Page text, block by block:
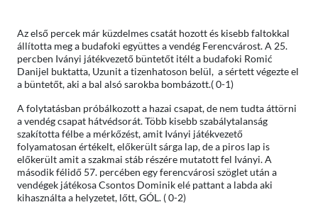
Az első percek már küzdelmes csatát hozott és kisebb faltokkal
állította meg a budafoki együttes a vendég Ferencvárost. A 25.
percben Iványi játékvezető büntetőt itélt a budafoki Romić
Danijel buktatta, Uzunit a tizenhatoson belül, a sértett végezte el
a büntetőt, aki a bal alsó sarokba bombázott.( 0-1)
A folytatásban próbálkozott a hazai csapat, de nem tudta áttörni
a vendég csapat hátvédsorát. Több kisebb szabálytalanság
szakította félbe a mérkőzést, amit Iványi játékvezető
folyamatosan értékelt, előkerült sárga lap, de a piros lap is
előkerült amit a szakmai stáb részére mutatott fel Iványi. A
második félidő 57. percében egy ferencvárosi szöglet után a
vendégek játékosa Csontos Dominik elé pattant a labda aki
kihasználta a helyzetet, lőtt, GÓL. ( 0-2)